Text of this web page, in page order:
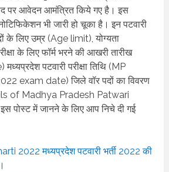
पर आवेदन आमंत्रित किये गए है। इस
भी जारी हो चूका है। इन पटवारी
के लिए उम्र (Age limit), योग्यता
के लिए फॉर्म भरने की आखरी तारीख
पटवारी परीक्षा तिथि (MP
exam date) जिले वॉर पदों का विवरण
of Madhya Pradesh Patwari
पोस्ट में जानने के लिए आप निचे दी गई
2022 मध्यप्रदेश पटवारी भर्ती 2022 की